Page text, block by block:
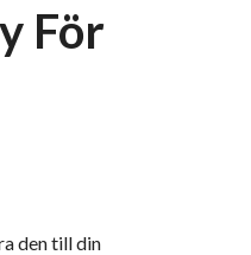
För
den till din